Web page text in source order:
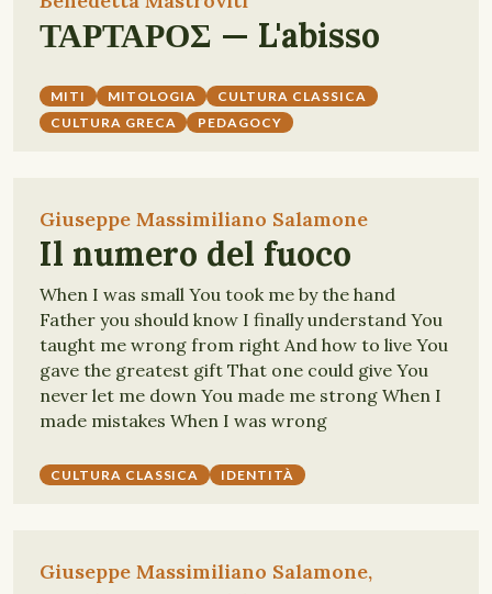
ΤΑΡΤΑΡΟΣ — L'abisso
MITI MITOLOGIA
CULTURA CLASSICA
CULTURA GRECA
PEDAGOCY
Giuseppe Massimiliano Salamone
Il numero del fuoco
When I was small You took me by the hand
Father you should know I finally understand You
taught me wrong from right And how to live You
gave the greatest gift That one could give You
never let me down You made me strong When I
made mistakes When I was wrong
CULTURA CLASSICA IDENTITÀ
Giuseppe Massimiliano Salamone,